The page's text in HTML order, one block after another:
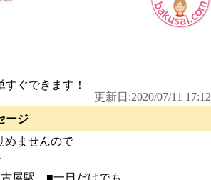
ぐできます！
更新日:2020/07/11 17:12
ージ
めませんので
古屋駅 ■一日だけでも